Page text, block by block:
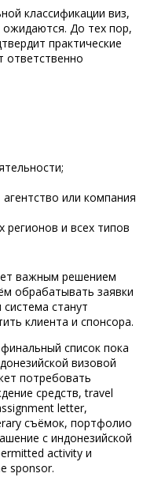
классификации виз,
До тех пор,
практические
ответственно
или компания
регионов и всех типов
важным решением
обрабатывать заявки
станут
клиента и спонсора.
финальный список пока
визовой
потребовать
средств, travel
letter,
съёмок, портфолио
с индонезийской
activity и
sponsor.